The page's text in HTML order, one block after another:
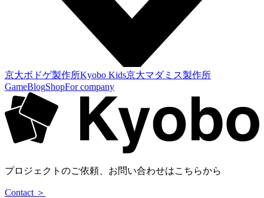
京大ボドゲ製作所Kyobo Kids京大マダミス製作所
GameBlogShopFor company
プロジェクトのご依頼、お問い合わせはこちらから
Contact ＞